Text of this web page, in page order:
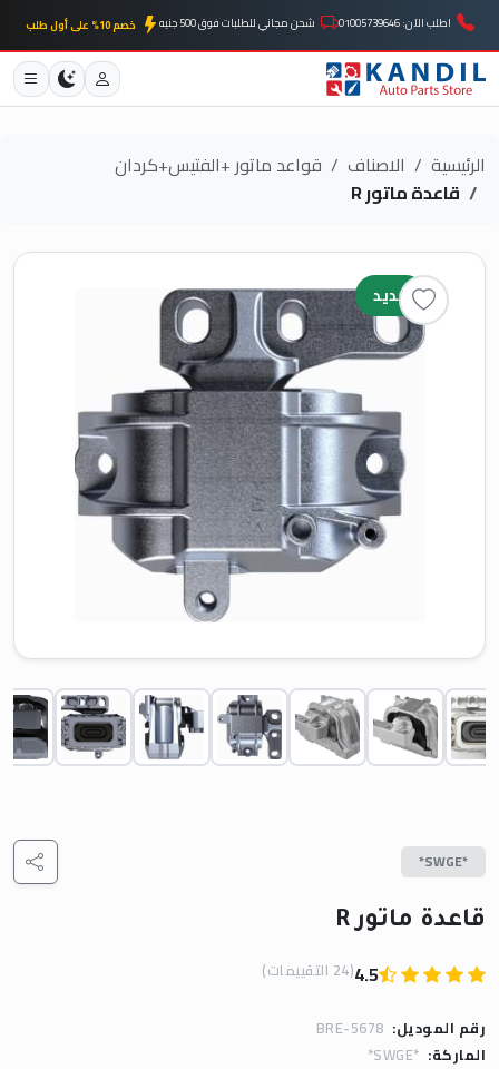
اطلب الآن: 01005739646 شحن مجاني للطلبات فوق 500 جنيه خصم 10% على أول طلب
الرئيسية الاصناف
قواعد ماتور +الفتيس+كردان
قاعدة ماتور R
جديد
*SWGE*
قاعدة ماتور R
4.5(24 التقييمات)
رقم الموديل: BRE-5678
الماركة: *SWGE*